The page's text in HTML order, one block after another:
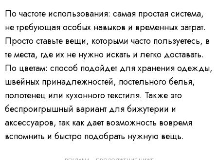
По частоте использования: самая простая система,
не требующая особых навыков и временных затрат.
Просто ставьте вещи, которыми часто пользуетесь, в
те места, где их не нужно искать и легко доставать.
По цветам: способ подойдет для хранения одежды,
швейных принадлежностей, постельного белья,
полотенец или кухонного текстиля. Также это
беспроигрышный вариант для бижутерии и
аксессуаров, так как дает возможность вовремя
вспомнить и быстро подобрать нужную вещь.